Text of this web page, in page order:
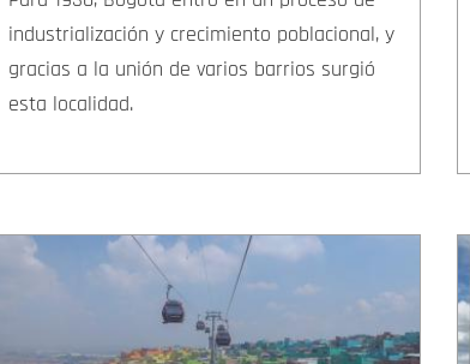
industrialización y crecimiento poblacional, y
gracias a la unión de varios barrios surgió
esta localidad.